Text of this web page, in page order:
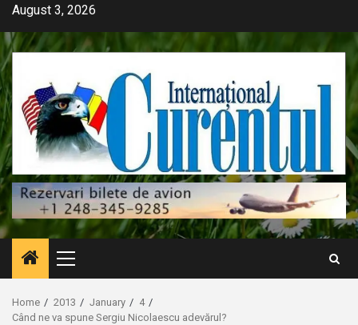
Skip
content
August 3, 2026
Primary
Menu
Home 2013 January
4
Când ne va spune Sergiu Nicolaescu adevărul?